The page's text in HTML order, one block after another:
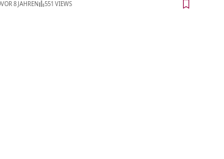
VOR 8 JAHREN 551 VIEWS